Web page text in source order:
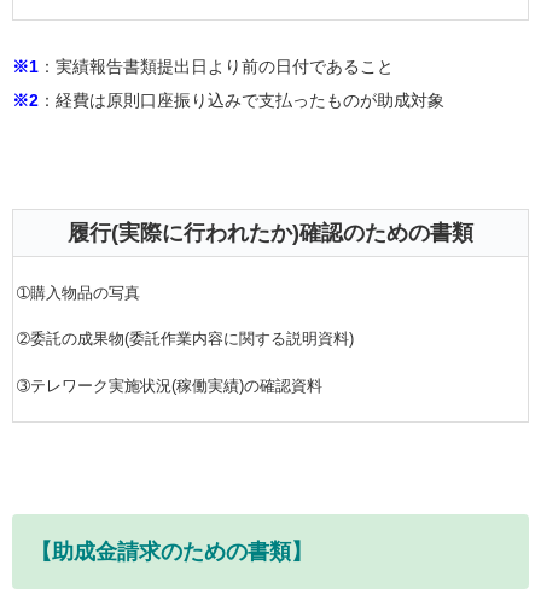
※1 ：実績報告書類提出日より前の日付であること
※2 ：経費は原則口座振り込みで支払ったものが助成対象
履行(実際に行われたか)確認のための書類
➀購入物品の写真
➁委託の成果物(委託作業内容に関する説明資料)
➂テレワーク実施状況(稼働実績)の確認資料
【助成金請求のための書類】